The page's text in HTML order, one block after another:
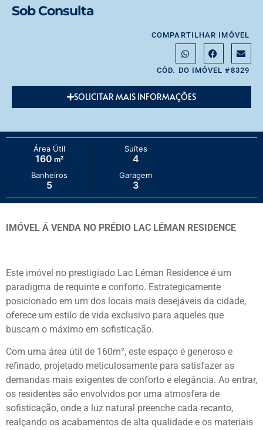
Sob Consulta
COMPARTILHAR IMÓVEL
CÓD. DO IMÓVEL #8329
SOLICITAR MAIS INFORMAÇÕES
Área Útil
160 m²
Suítes
4
Banheiros
5
Garagem
3
IMÓVEL Á VENDA NO PRÉDIO LAC LÉMAN RESIDENCE
Este imóvel no prestigiado Lac Léman Residence é um
paradigma de requinte e conforto. Estrategicamente
posicionado em um dos locais mais desejáveis da cidade,
oferece um estilo de vida exclusivo para aqueles que
buscam o máximo em sofisticação.
Com uma área útil de 160m², este espaço é generoso e
refinado, projetado meticulosamente para satisfazer as
demandas mais exigentes de conforto e elegância. Ao entrar,
os residentes são envolvidos por uma atmosfera de
sofisticação, onde a luz natural preenche cada recanto,
realçando os acabamentos de alta qualidade e os materiais